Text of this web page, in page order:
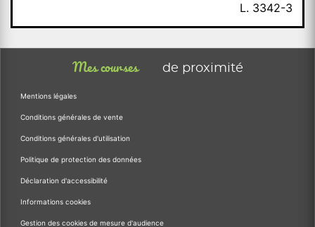
L. 3342-3
Mes courses de proximité
Mentions légales
Conditions générales de vente
Conditions générales d'utilisation
Politique de protection des données
Déclaration d'accessibilité
Informations cookies
Gestion des cookies de mesure d'audience